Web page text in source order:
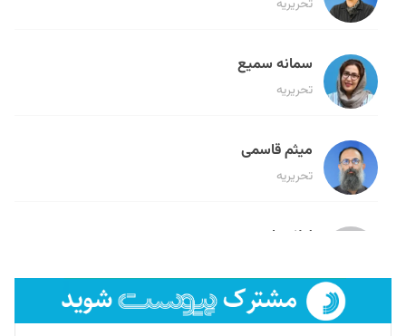
تحریریه
سمانه سمیع
تحریریه
میثم قاسمی
تحریریه
لیلا حنارود
فائزه فتحی رستمی